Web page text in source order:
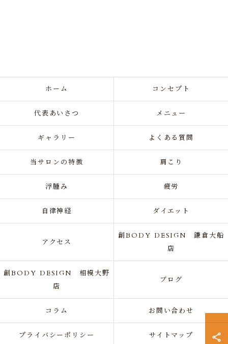
ホーム コンセプト
代表あいさつ メニュー
ギャラリー よくある質問
当サロンの特徴 肩こり
浮腫み 疲労
自律神経 ダイエット
アクセス
創BODY DESIGN 鎌倉大船
店
創BODY DESIGN 相模大野
店
ブログ
コラム お問い合わせ
プライバシーポリシー サイトマップ